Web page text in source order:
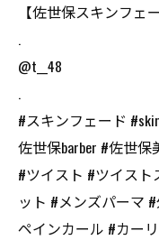
【佐世保スキンフェ
.
@t__48
.
#スキンフェード
佐世保barber #佐世
#ツイスト #ツイス
ット #メンズパーマ
ペインカール #カー